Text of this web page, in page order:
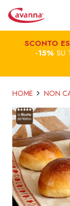
SCONTO
-15% SU
HOME NON